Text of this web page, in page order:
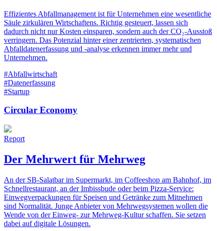
Effizientes Abfallmanagement ist für Unternehmen eine wesentliche
Säule zirkulären Wirtschaftens. Richtig gesteuert, lassen sich
dadurch nicht nur Kosten einsparen, sondern auch der CO₂-Ausstoß
verringern. Das Potenzial hinter einer zentrierten, systematischen
Abfalldatenerfassung und -analyse erkennen immer mehr und
Unternehmen.
#Abfallwirtschaft
#Datenerfassung
#Startup
Circular Economy
Report
Der Mehrwert für Mehrweg
An der SB-Salatbar im Supermarkt, im Coffeeshop am Bahnhof, im
Schnellrestaurant, an der Imbissbude oder beim Pizza-Service:
Einwegverpackungen für Speisen und Getränke zum Mitnehmen
sind Normalität. Junge Anbieter von Mehrwegsystemen wollen die
Wende von der Einweg- zur Mehrweg-Kultur schaffen. Sie setzen
dabei auf digitale Lösungen.